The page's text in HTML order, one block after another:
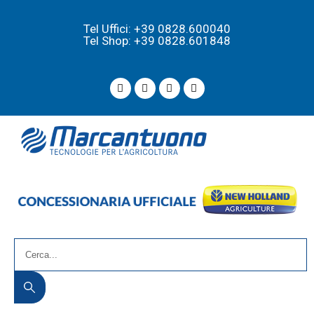
Tel Uffici: +39 0828.600040
Tel Shop: +39 0828.601848